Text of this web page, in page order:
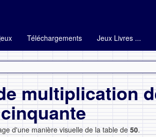
Téléchargements Jeux Livres ...
multiplication
cinquante
d'une manière visuelle de la table de50.